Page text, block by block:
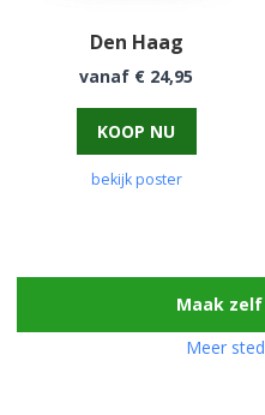
Den Haag
vanaf € 24,95
KOOP NU
bekijk poster
Maak
Meer